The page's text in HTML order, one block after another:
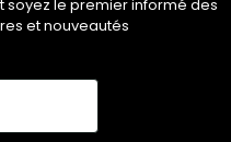
soyez le premier informé des
et nouveautés